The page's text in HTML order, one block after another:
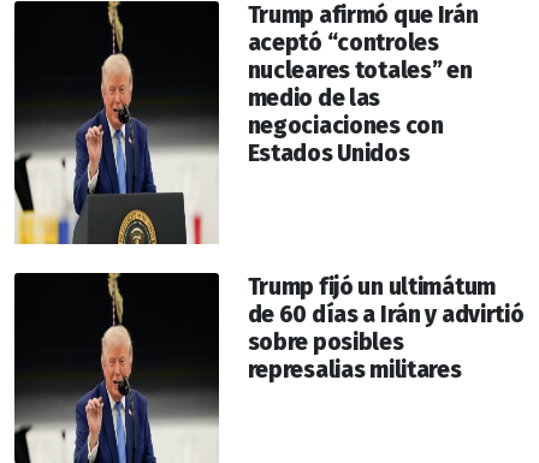
Trump afirmó que Irán
aceptó “controles
nucleares totales” en
medio de las
negociaciones con
Estados Unidos
Trump fijó un ultimátum
de 60 días a Irán y advirtió
sobre posibles
represalias militares